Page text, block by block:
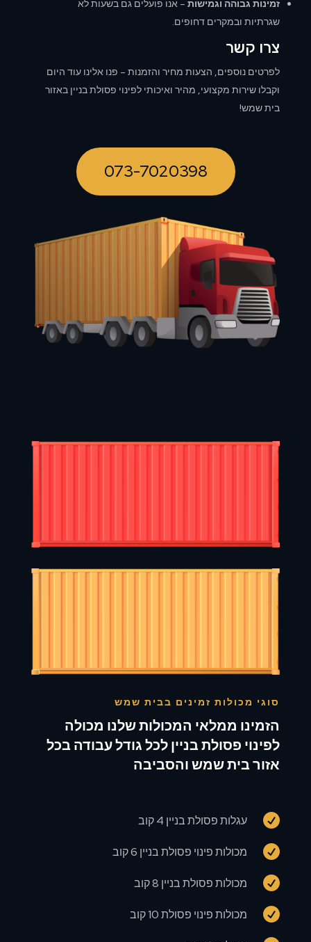
זמינות גבוהה וגמישות– אנו פועלים גם בשעות לא
שגרתיות ובמקרים דחופים.
צרו קשר
לפרטים נוספים, הצעות מחיר והזמנות – פנו אלינו עוד היום
וקבלו שירות מקצועי, מהיר ואיכותי לפינוי פסולת בניין באזור
בית שמש!
073-7020398
סוגי מכולות זמינים בבית שמש
הזמינו ממלאי המכולות שלנו מכולה
לפינוי פסולת בניין לכל גודל עבודה בכל
אזור בית שמש והסביבה
 עגלות פסולת בניין 4 קוב
 מכולות פינוי פסולת בניין 6 קוב
 מכולות פסולת בניין 8 קוב
 מכולות פינוי פסולת 10 קוב